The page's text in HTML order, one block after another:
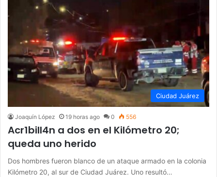
Ciudad Juárez
Joaquín López 19 horas ago 0 556
Acr1bill4n a dos en el Kilómetro 20;
queda uno herido
Dos hombres fueron blanco de un ataque armado en la colonia
Kilómetro 20, al sur de Ciudad Juárez. Uno resultó…